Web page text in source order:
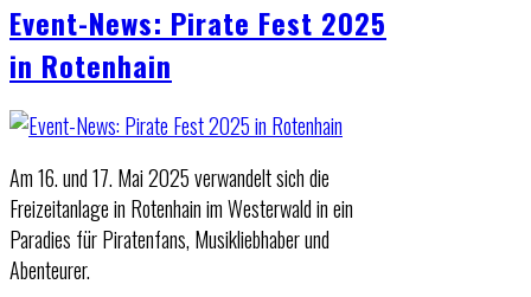
Event-News: Pirate Fest 2025
in Rotenhain
Am 16. und 17. Mai 2025 verwandelt sich die
Freizeitanlage in Rotenhain im Westerwald in ein
Paradies für Piratenfans, Musikliebhaber und
Abenteurer.